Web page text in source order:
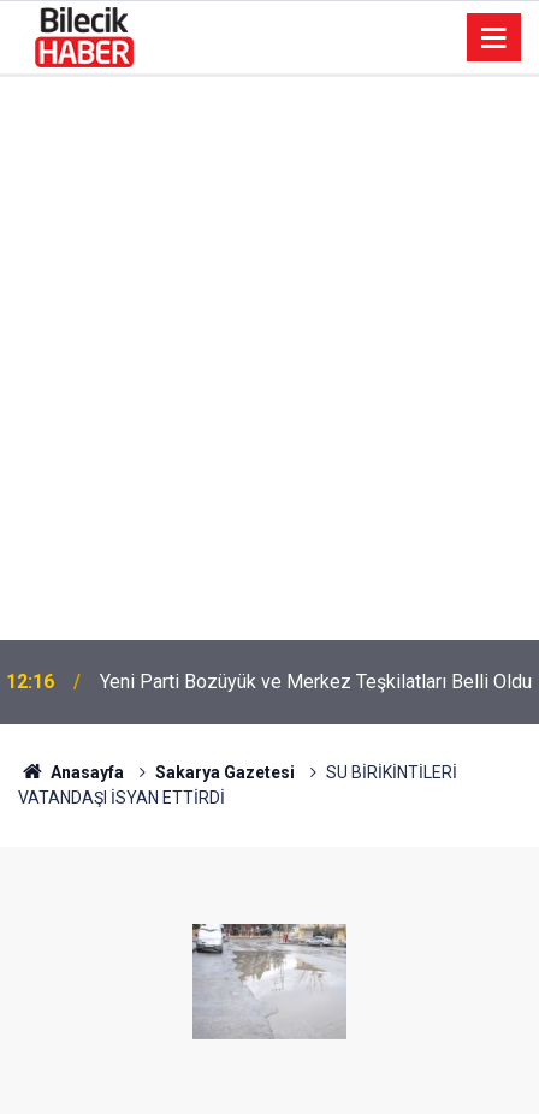
12:16 Yeni Parti Bozüyük ve Merkez Teşkilatları Belli Oldu
Anasayfa Sakarya Gazetesi
SU BİRİKİNTİLERİ
VATANDAŞI İSYAN ETTİRDİ